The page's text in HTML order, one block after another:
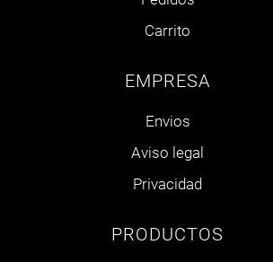
Carrito
EMPRESA
Envios
Aviso legal
Privacidad
PRODUCTOS